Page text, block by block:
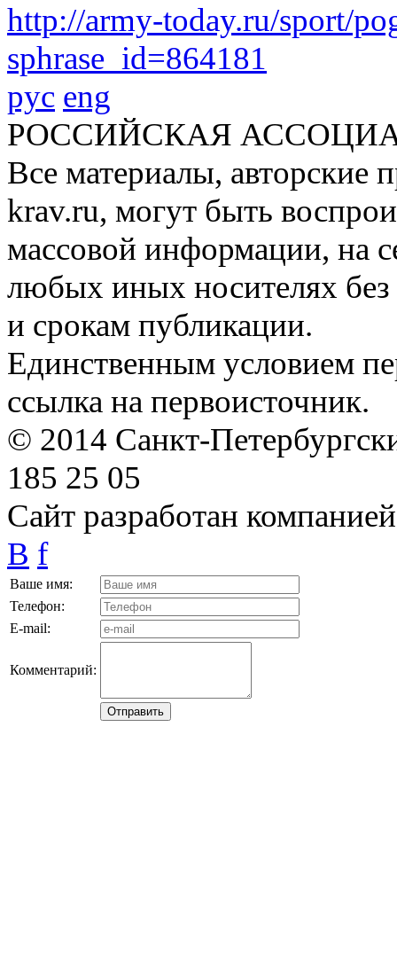
http://army-today.ru/sport/
sphrase_id=864181
рус eng
РОССИЙСКАЯ
Все материалы, авторские
krav.ru, могут быть
массовой информации, на
любых иных носителях
и срокам публикации.
Единственным условием
ссылка на первоисточник.
© 2014 Санкт-
185 25 05
Сайт разработан
B f
Ваше имя:
Телефон:
E-mail:
Комментарий: